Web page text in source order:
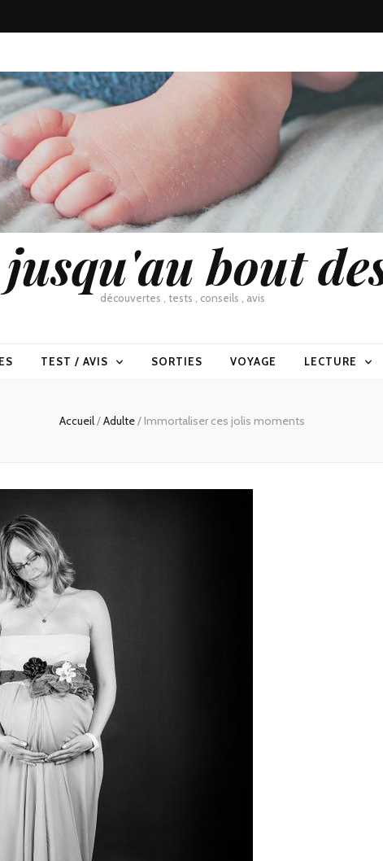
bout
découvertes , tests , conseils , avis
TEST / AVIS SORTIES VOYAGE LECTURE
Accueil/Adulte/ Immortaliser ces jolis moments